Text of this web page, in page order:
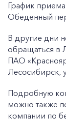
График
Обеденный
В другие дни
обращаться в
ПАО
Лесосибирск,
Подробную
можно также
компании по